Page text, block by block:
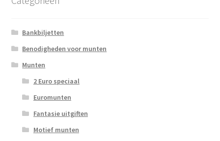
Bankbiljetten
Benodigheden voor munten
Munten
2 Euro speciaal
Euromunten
Fantasie uitgiften
Motief munten